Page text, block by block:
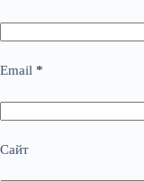
Email *
Сайт